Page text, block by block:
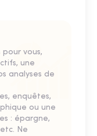
pour vous,
une
analyses de
enquêtes,
ou une
: épargne,
Ne